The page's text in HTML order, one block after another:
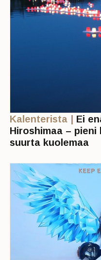
Kalenterista | Ei
Hiroshimaa –
suurta kuolemaa